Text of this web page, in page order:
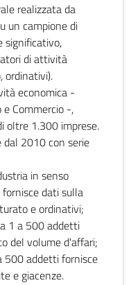
realizzata da
un campione di
significativo,
di attività
ordinativi).
economica -
Commercio -,
oltre 1.300 imprese.
dal 2010 con serie
in senso
dati sulla
e ordinativi;
1 a 500 addetti
del volume d'affari;
500 addetti fornisce
e giacenze.